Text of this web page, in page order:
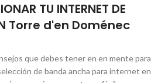
TU INTERNET DE
Torre d'en Doménec
que debes tener en en mente para
de banda ancha para internet en